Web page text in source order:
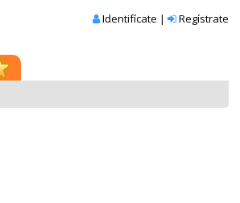
Identifícate | Regístrate